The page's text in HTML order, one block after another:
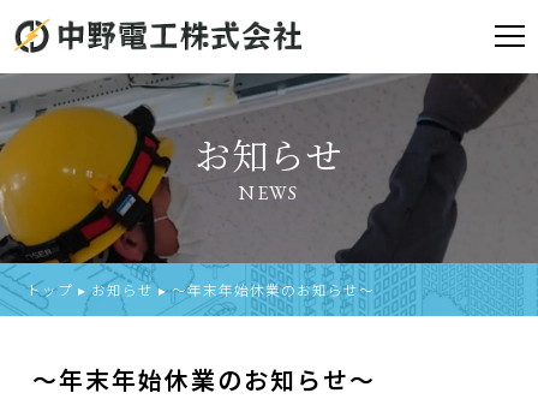
お知らせ
NEWS
トップ ▸お知らせ▸～年末年始休業のお知らせ～
～年末年始休業のお知らせ～